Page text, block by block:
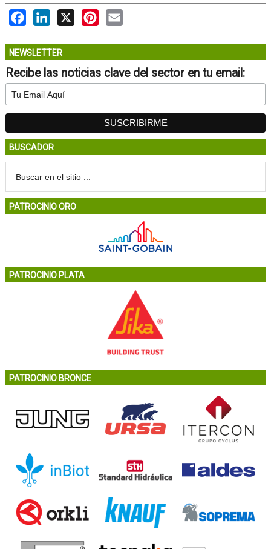
FacebookLinkedIn Pinterest
NEWSLETTER
Recibe las noticias clave del sector en tu email:
BUSCADOR
PATROCINIO ORO
PATROCINIO PLATA
PATROCINIO BRONCE